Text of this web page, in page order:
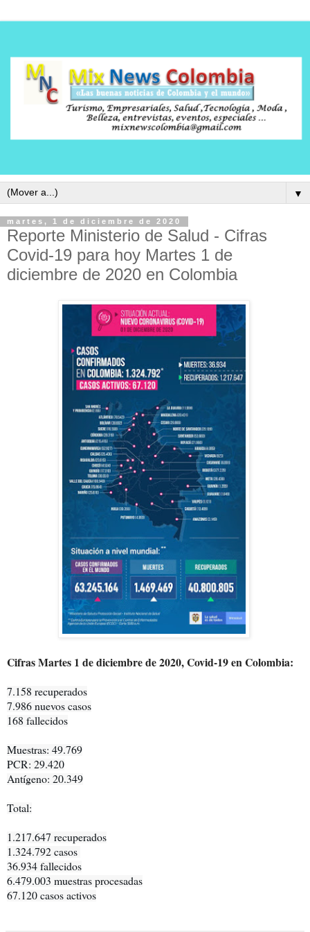
▼
martes, 1 de diciembre de 2020
Reporte Ministerio de Salud - Cifras
Covid-19 para hoy Martes 1 de
diciembre de 2020 en Colombia
Cifras Martes 1 de diciembre de 2020, Covid-19 en Colombia:
7.158 recuperados
7.986 nuevos casos
168 fallecidos
Muestras: 49.769
PCR: 29.420
Antígeno: 20.349
Total:
1.217.647 recuperados
1.324.792 casos
36.934 fallecidos
6.479.003 muestras procesadas
67.120 casos activos